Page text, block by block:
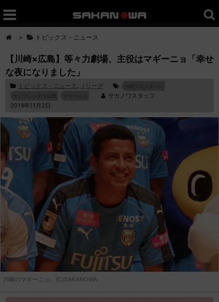
> トピックス・ニュース
【川崎×広島】等々力劇場、主役はマギーニョ「幸せ
な夜になりました」
トピックス・ニュース , Ｊリーグ
サカノワスタッフ
2019年11月2日
川崎のマギーニョ。(C)SAKANOWA